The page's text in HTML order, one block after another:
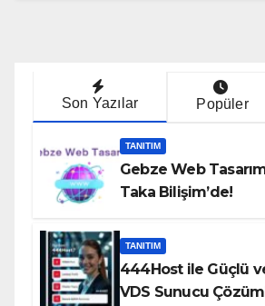
Son Yazılar Popüler
TANITIM
Gebze Web
Taka Bilişim’de!
TANITIM
444Host ile Güçlü
VDS Sunucu